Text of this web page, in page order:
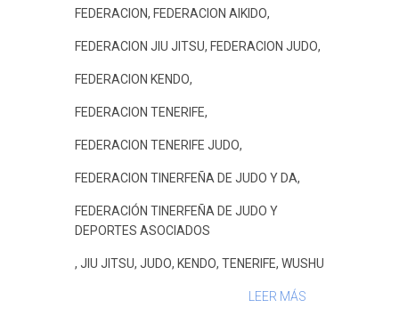
t
FEDERACION, FEDERACION AIKIDO,
FEDERACION JIU JITSU, FEDERACION JUDO,
FEDERACION KENDO,
FEDERACION TENERIFE,
FEDERACION TENERIFE JUDO,
FEDERACION TINERFEÑA DE JUDO Y DA,
FEDERACIÓN TINERFEÑA DE JUDO Y
DEPORTES ASOCIADOS
, JIU JITSU, JUDO, KENDO, TENERIFE, WUSHU
LEER MÁS